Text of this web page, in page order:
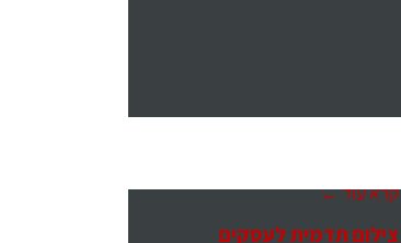
קרא עוד ←
צילום תדמית לעסקים